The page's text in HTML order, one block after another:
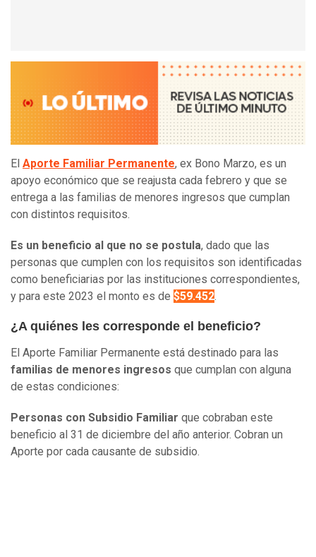
El Aporte Familiar Permanente, ex Bono Marzo, es un
apoyo económico que se reajusta cada febrero y que se
entrega a las familias de menores ingresos que cumplan
con distintos requisitos.
Es un beneficio al que no se postula, dado que las
personas que cumplen con los requisitos son identificadas
como beneficiarias por las instituciones correspondientes,
y para este 2023 el monto es de $59.452.
¿A quiénes les corresponde el beneficio?
El Aporte Familiar Permanente está destinado para las
familias de menores ingresos que cumplan con alguna
de estas condiciones:
Personas con Subsidio Familiar que cobraban este
beneficio al 31 de diciembre del año anterior. Cobran un
Aporte por cada causante de subsidio.